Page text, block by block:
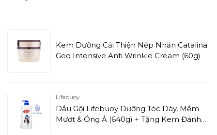
Kem Dưỡng Cải Thiện Nếp Nhăn Catalina
Geo Intensive Anti Wrinkle Cream (60g)
Lifebuoy
Dầu Gội Lifebuoy Dưỡng Tóc Dày, Mềm
Mượt & Óng Ả (640g) + Tặng Kem Đánh